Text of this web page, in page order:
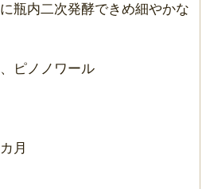
瓶内二次発酵できめ細やかな
ピノノワール
カ月